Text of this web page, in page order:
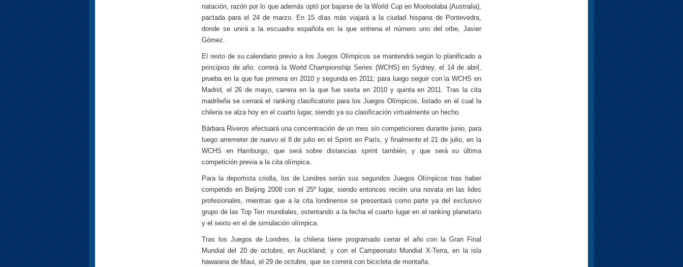
natación, razón por lo que además optó por bajarse de la World Cup en Mooloolaba (Australia),
pactada para el 24 de marzo. En 15 días más viajará a la ciudad hispana de Pontevedra,
donde se unirá a la escuadra española en la que entrena el número uno del orbe, Javier
Gómez.
El resto de su calendario previo a los Juegos Olímpicos se mantendrá según lo planificado a
principios de año: correrá la World Championship Series (WCHS) en Sydney, el 14 de abril,
prueba en la que fue primera en 2010 y segunda en 2011; para luego seguir con la WCHS en
Madrid, el 26 de mayo, carrera en la que fue sexta en 2010 y quinta en 2011. Tras la cita
madrileña se cerrará el ranking clasificatorio para los Juegos Olímpicos, listado en el cual la
chilena se alza hoy en el cuarto lugar, siendo ya su clasificación virtualmente un hecho.
Bárbara Riveros efectuará una concentración de un mes sin competiciones durante junio, para
luego arremeter de nuevo el 8 de julio en el Sprint en París, y finalmente el 21 de julio, en la
WCHS en Hamburgo, que será sobre distancias sprint también, y que será su última
competición previa a la cita olímpica.
Para la deportista criolla, los de Londres serán sus segundos Juegos Olímpicos tras haber
competido en Beijing 2008 con el 25º lugar, siendo entonces recién una novata en las lides
profesionales, mientras que a la cita londinense se presentará como parte ya del exclusivo
grupo de las Top Ten mundiales, ostentando a la fecha el cuarto lugar en el ranking planetario
y el sexto en el de simulación olímpica.
Tras los Juegos de Londres, la chilena tiene programado cerrar el año con la Gran Final
Mundial del 20 de octubre, en Auckland; y con el Campeonato Mundial X-Terra, en la isla
hawaiana de Maui, el 29 de octubre, que se correrá con bicicleta de montaña.